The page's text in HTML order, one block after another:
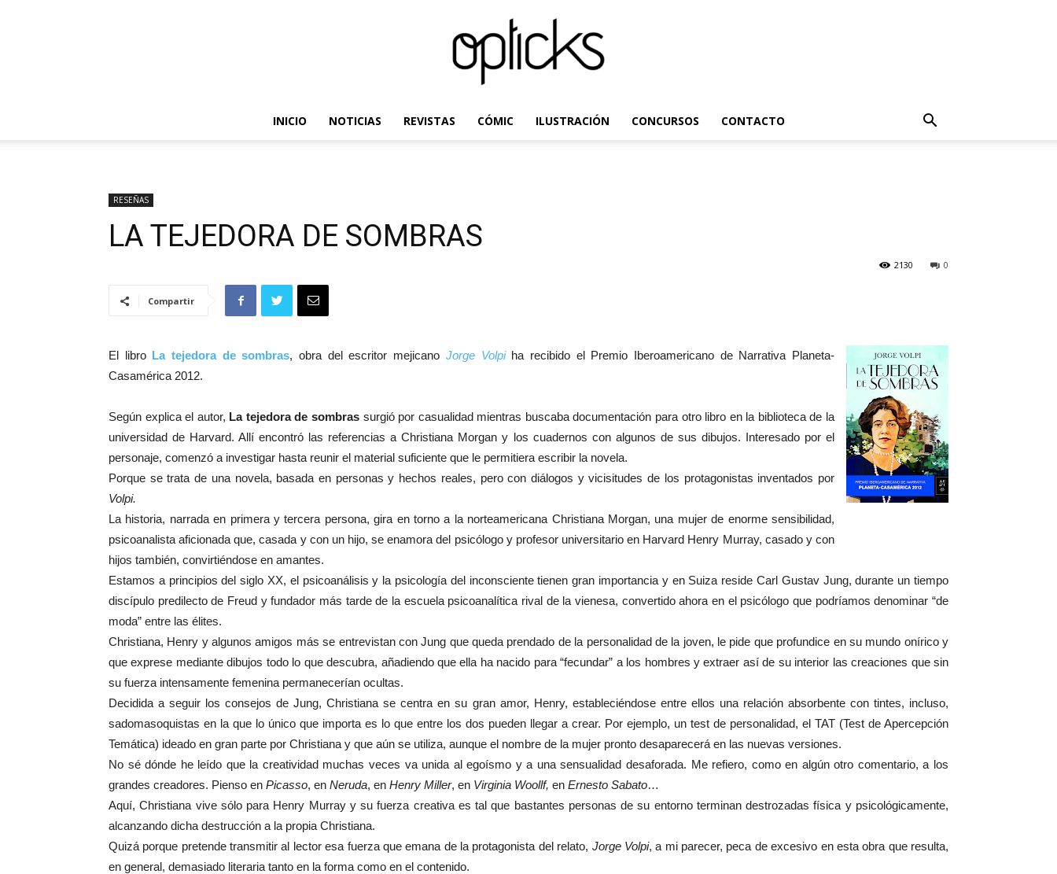
INICIO NOTICIAS REVISTAS CÓMIC ILUSTRACIÓN CONCURSOS CONTACTO
RESEÑAS
LA TEJEDORA DE SOMBRAS
0
2130
Compartir
El libro La tejedora de sombras, obra del escritor mejicano Jorge Volpiha recibido el Premio Iberoamericano de Narrativa Planeta-
Casamérica 2012.
Según explica el autor, La tejedora de sombras surgió por casualidad mientras buscaba documentación para otro libro en la biblioteca de la
universidad de Harvard. Allí encontró las referencias a Christiana Morgan y los cuadernos con algunos de sus dibujos. Interesado por el
personaje, comenzó a investigar hasta reunir el material suficiente que le permitiera escribir la novela.
Porque se trata de una novela, basada en personas y hechos reales, pero con diálogos y vicisitudes de los protagonistas inventados por
Volpi.
La historia, narrada en primera y tercera persona, gira en torno a la norteamericana Christiana Morgan, una mujer de enorme sensibilidad,
psicoanalista aficionada que, casada y con un hijo, se enamora del psicólogo y profesor universitario en Harvard Henry Murray, casado y con
hijos también, convirtiéndose en amantes.
Estamos a principios del siglo XX, el psicoanálisis y la psicología del inconsciente tienen gran importancia y en Suiza reside Carl Gustav Jung, durante un tiempo
discípulo predilecto de Freud y fundador más tarde de la escuela psicoanalítica rival de la vienesa, convertido ahora en el psicólogo que podríamos denominar “de
moda” entre las élites.
Christiana, Henry y algunos amigos más se entrevistan con Jung que queda prendado de la personalidad de la joven, le pide que profundice en su mundo onírico y
que exprese mediante dibujos todo lo que descubra, añadiendo que ella ha nacido para “fecundar” a los hombres y extraer así de su interior las creaciones que sin
su fuerza intensamente femenina permanecerían ocultas.
Decidida a seguir los consejos de Jung, Christiana se centra en su gran amor, Henry, estableciéndose entre ellos una relación absorbente con tintes, incluso,
sadomasoquistas en la que lo único que importa es lo que entre los dos pueden llegar a crear. Por ejemplo, un test de personalidad, el TAT (Test de Apercepción
Temática) ideado en gran parte por Christiana y que aún se utiliza, aunque el nombre de la mujer pronto desaparecerá en las nuevas versiones.
No sé dónde he leído que la creatividad muchas veces va unida al egoísmo y a una sensualidad desaforada. Me refiero, como en algún otro comentario, a los
grandes creadores. Pienso en Picasso, en Neruda, en Henry Miller, en Virginia Woollf, en Ernesto Sabato…
Aquí, Christiana vive sólo para Henry Murray y su fuerza creativa es tal que bastantes personas de su entorno terminan destrozadas física y psicológicamente,
alcanzando dicha destrucción a la propia Christiana.
Quizá porque pretende transmitir al lector esa fuerza que emana de la protagonista del relato, Jorge Volpi, a mi parecer, peca de excesivo en esta obra que resulta,
en general, demasiado literaria tanto en la forma como en el contenido.